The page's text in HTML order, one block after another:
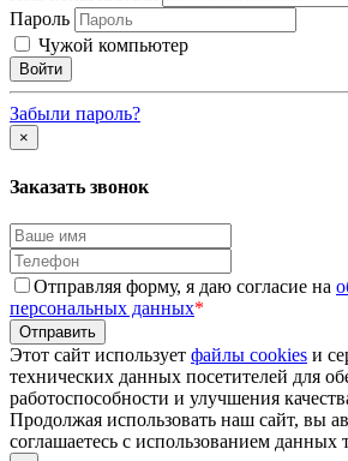
Пароль
Чужой компьютер
Забыли пароль?
×
Заказать звонок
Отправляя форму, я даю согласие на
персональных данных*
Этот сайт использует файлы cookies и
технических данных посетителей для
работоспособности и улучшения
Продолжая использовать наш сайт, вы
соглашаетесь с использованием данных